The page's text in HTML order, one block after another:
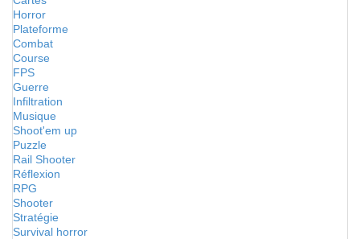
Horror
Plateforme
Combat
Course
FPS
Guerre
Infiltration
Musique
Shoot'em up
Puzzle
Rail Shooter
Réflexion
RPG
Shooter
Stratégie
Survival horror